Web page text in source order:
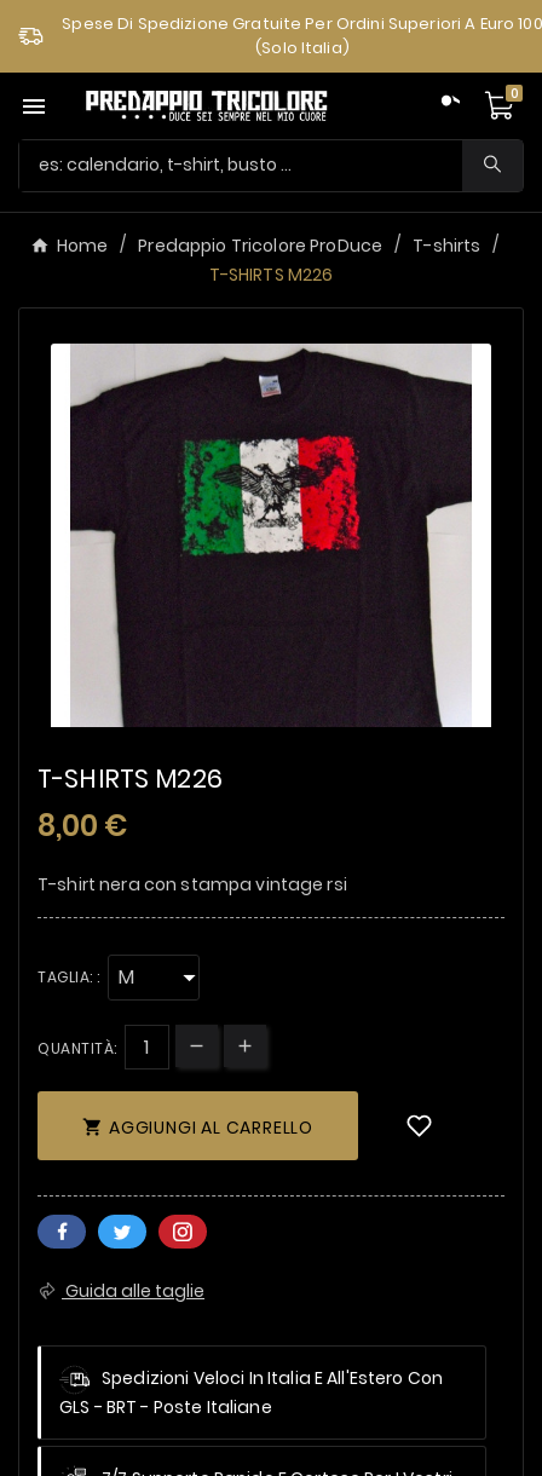
Spese Di Spedizione Gratuite Per Ordini Superiori A Euro 100
(solo Italia)
 0
Home Predappio Tricolore ProDuce
T-shirts
T-SHIRTS M226
T-SHIRTS M226
8,00 €
T-shirt nera con stampa vintage rsi
TAGLIA: :
QUANTITÀ:
 AGGIUNGI AL CARRELLO
Guida alle taglie
Spedizioni Veloci In Italia E All'Estero Con
GLS - BRT - Poste Italiane